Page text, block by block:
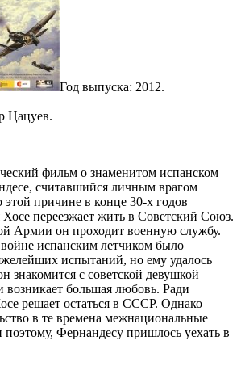
Год выпуска: 2012.
Цацуев.
фильм о знаменитом испанском
считавшийся личным врагом
причине в конце 30-х годов
Хосе переезжает жить в Советский Союз.
Армии он проходит военную службу.
испанским летчиком было
испытаний, но ему удалось
знакомится с советской девушкой
большая любовь. Ради
решает остаться в СССР. Однако
в те времена межнациональные
поэтому, Фернандесу пришлось уехать в